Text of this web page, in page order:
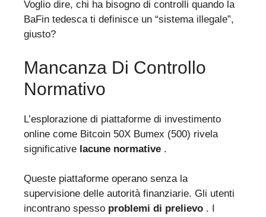
Voglio dire, chi ha bisogno di controlli quando la
BaFin tedesca ti definisce un “sistema illegale”,
giusto?
Mancanza Di Controllo
Normativo
L’esplorazione di piattaforme di investimento
online come Bitcoin 50X Bumex (500) rivela
significative lacune normative .
Queste piattaforme operano senza la
supervisione delle autorità finanziarie. Gli utenti
incontrano spesso problemi di prelievo . I